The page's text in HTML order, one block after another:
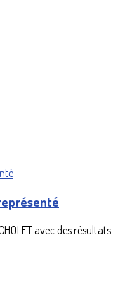
avec des résultats